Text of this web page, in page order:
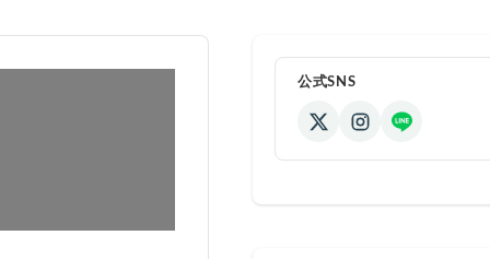
公式SNS